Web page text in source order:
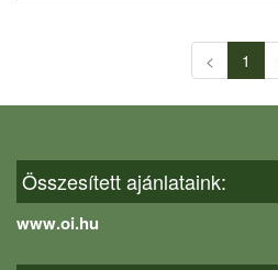
< 1
Összesített ajánlataink:
www.oi.hu